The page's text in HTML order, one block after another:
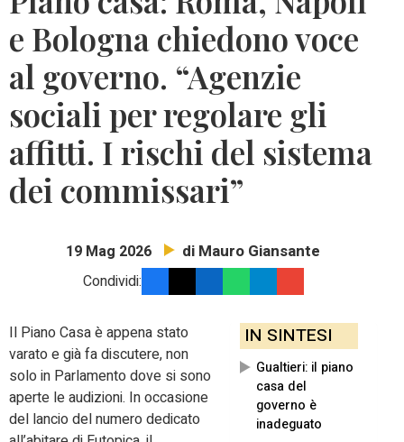
e Bologna chiedono voce
al governo. “Agenzie
sociali per regolare gli
affitti. I rischi del sistema
dei commissari”
19 Mag 2026 di Mauro Giansante
Condividi:
IN SINTESI
Gualtieri: il piano
casa del
governo è
inadeguato
Il Piano Casa è appena stato
varato e già fa discutere, non
solo in Parlamento dove si sono
aperte le audizioni. In occasione
del lancio del numero dedicato